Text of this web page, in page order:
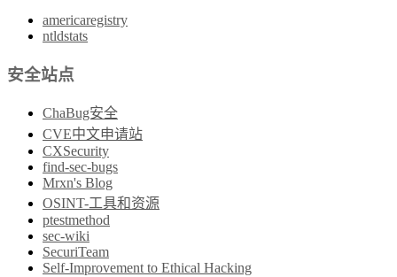
americaregistry
ntldstats
安全站点
ChaBug安全
CVE中文申请站
CXSecurity
find-sec-bugs
Mrxn's Blog
OSINT-工具和资源
ptestmethod
sec-wiki
SecuriTeam
Self-Improvement to Ethical Hacking